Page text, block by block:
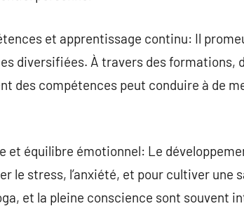
et apprentissage continu: Il
diversifiées. À travers des formations,
des compétences peut conduire à de
et équilibre émotionnel: Le
le stress, l’anxiété, et pour cultiver
et la pleine conscience sont souvent